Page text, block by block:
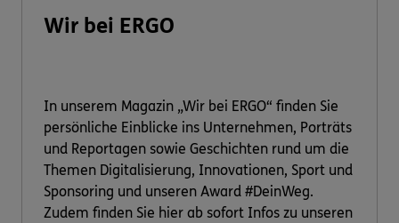
Wir bei ERGO
In unserem Magazin „Wir bei ERGO“ finden Sie
persönliche Einblicke ins Unternehmen, Porträts
und Reportagen sowie Geschichten rund um die
Themen Digitalisierung, Innovationen, Sport und
Sponsoring und unseren Award #DeinWeg.
Zudem finden Sie hier ab sofort Infos zu unseren